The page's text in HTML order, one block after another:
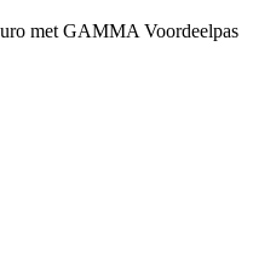
met GAMMA Voordeelpas